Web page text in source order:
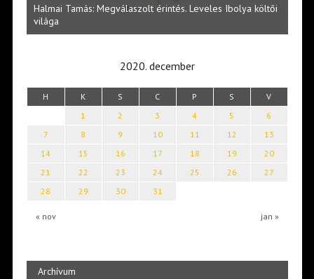
Halmai Tamás: Megválaszolt érintés. Leveles Ibolya költői
világa
2020. december
H K S C P S V
« nov jan »
1 2 3 4 5
6
7
8 9 10 11 12
13
14
15 16 17 18 19
20
21
22 23 24 25 26
27
28
29 30 31
Archívum